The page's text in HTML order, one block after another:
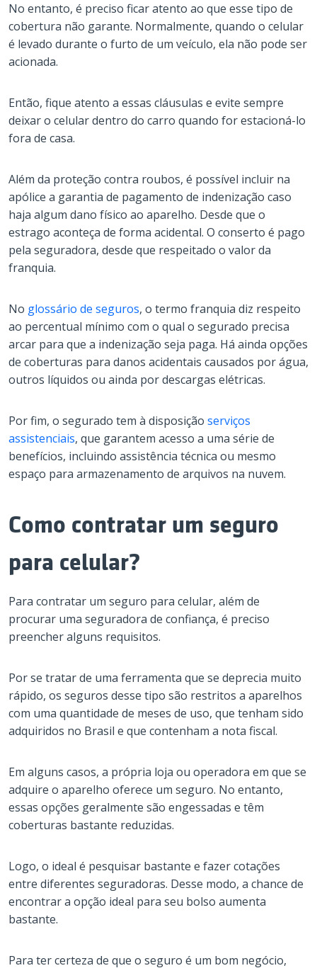
No entanto, é preciso ficar atento ao que esse tipo de
cobertura não garante. Normalmente, quando o celular
é levado durante o furto de um veículo, ela não pode ser
acionada.
Então, fique atento a essas cláusulas e evite sempre
deixar o celular dentro do carro quando for estacioná-lo
fora de casa.
Além da proteção contra roubos, é possível incluir na
apólice a garantia de pagamento de indenização caso
haja algum dano físico ao aparelho. Desde que o
estrago aconteça de forma acidental. O conserto é pago
pela seguradora, desde que respeitado o valor da
franquia.
No glossário de seguros, o termo franquia diz respeito
ao percentual mínimo com o qual o segurado precisa
arcar para que a indenização seja paga. Há ainda opções
de coberturas para danos acidentais causados por água,
outros líquidos ou ainda por descargas elétricas.
Por fim, o segurado tem à disposição serviços
assistenciais, que garantem acesso a uma série de
benefícios, incluindo assistência técnica ou mesmo
espaço para armazenamento de arquivos na nuvem.
Como contratar um seguro
para celular?
Para contratar um seguro para celular, além de
procurar uma seguradora de confiança, é preciso
preencher alguns requisitos.
Por se tratar de uma ferramenta que se deprecia muito
rápido, os seguros desse tipo são restritos a aparelhos
com uma quantidade de meses de uso, que tenham sido
adquiridos no Brasil e que contenham a nota fiscal.
Em alguns casos, a própria loja ou operadora em que se
adquire o aparelho oferece um seguro. No entanto,
essas opções geralmente são engessadas e têm
coberturas bastante reduzidas.
Logo, o ideal é pesquisar bastante e fazer cotações
entre diferentes seguradoras. Desse modo, a chance de
encontrar a opção ideal para seu bolso aumenta
bastante.
Para ter certeza de que o seguro é um bom negócio,